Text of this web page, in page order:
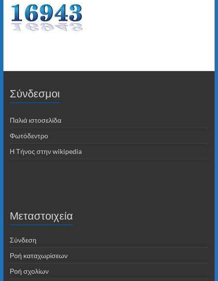
Σύνδεσμοι
Παλιά ιστοσελίδα
Φωτόδεντρο
Η Τήνος στην wikipedia
Μεταστοιχεία
Σύνδεση
Ροή καταχωρίσεων
Ροή σχολίων